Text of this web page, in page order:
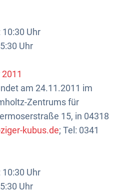
Uhr
Uhr
am 24.11.2011 im
Zentrums für
15, in 04318
kubus.de; Tel: 0341
Uhr
Uhr